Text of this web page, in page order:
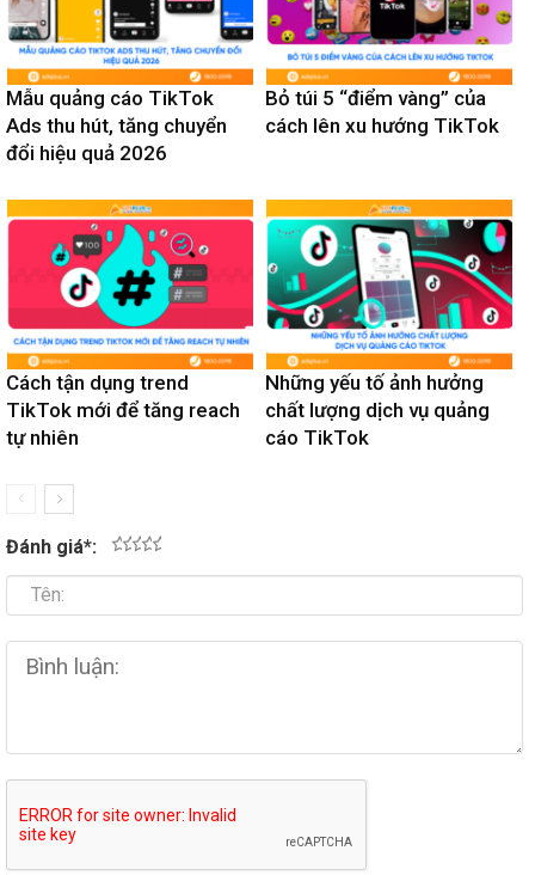
Mẫu quảng cáo TikTok
Ads thu hút, tăng chuyển
đổi hiệu quả 2026
Bỏ túi 5 “điểm vàng” của
cách lên xu hướng TikTok
Cách tận dụng trend
TikTok mới để tăng reach
tự nhiên
Những yếu tố ảnh hưởng
chất lượng dịch vụ quảng
cáo TikTok
Đánh giá*: